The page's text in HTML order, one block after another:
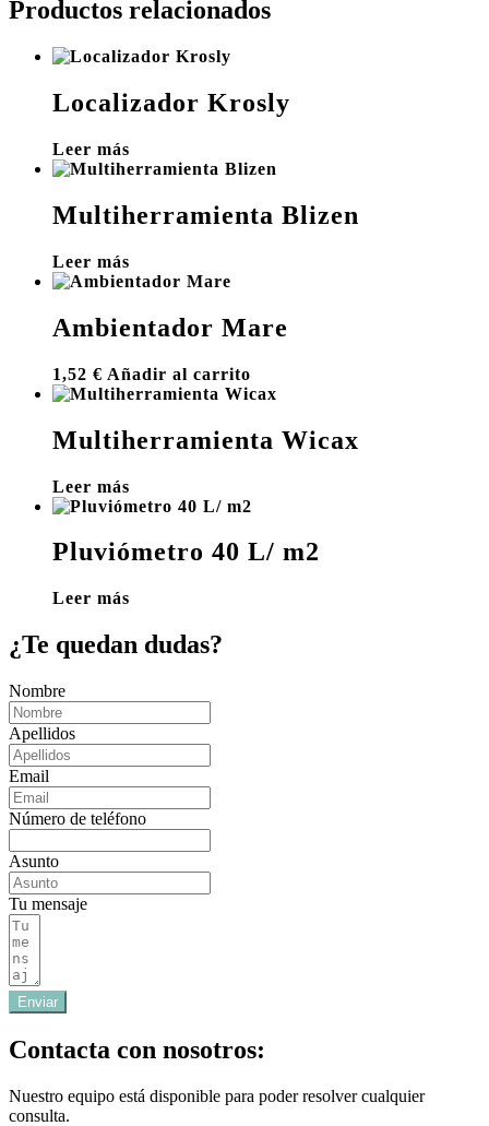
Productos relacionados
Localizador Krosly
Leer más
Multiherramienta Blizen
Leer más
Ambientador Mare
1,52 € Añadir al carrito
Multiherramienta Wicax
Leer más
Pluviómetro 40 L/ m2
Leer más
¿Te quedan dudas?
Nombre
Apellidos
Email
Número de teléfono
Asunto
Tu mensaje
Enviar
Contacta con nosotros:
Nuestro equipo está disponible para poder resolver cualquier
consulta.